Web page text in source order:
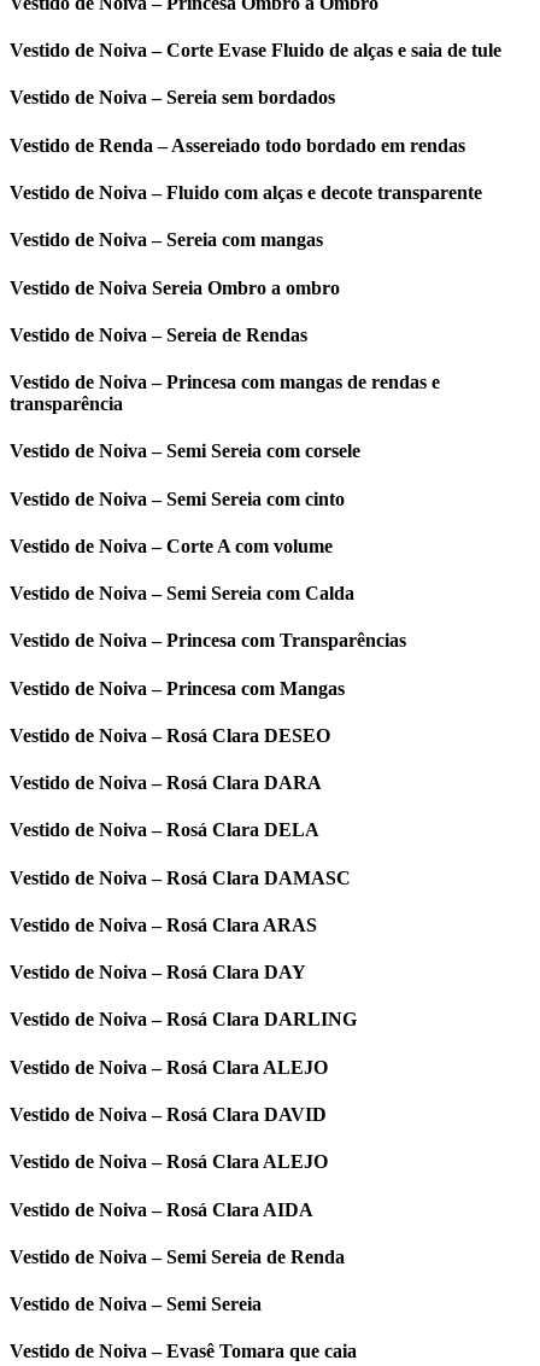
Vestido de Noiva – Corte Evase Fluido de alças e saia de tule
Vestido de Noiva – Sereia sem bordados
Vestido de Renda – Assereiado todo bordado em rendas
Vestido de Noiva – Fluido com alças e decote transparente
Vestido de Noiva – Sereia com mangas
Vestido de Noiva Sereia Ombro a ombro
Vestido de Noiva – Sereia de Rendas
Vestido de Noiva – Princesa com mangas de rendas e
transparência
Vestido de Noiva – Semi Sereia com corsele
Vestido de Noiva – Semi Sereia com cinto
Vestido de Noiva – Corte A com volume
Vestido de Noiva – Semi Sereia com Calda
Vestido de Noiva – Princesa com Transparências
Vestido de Noiva – Princesa com Mangas
Vestido de Noiva – Rosá Clara DESEO
Vestido de Noiva – Rosá Clara DARA
Vestido de Noiva – Rosá Clara DELA
Vestido de Noiva – Rosá Clara DAMASC
Vestido de Noiva – Rosá Clara ARAS
Vestido de Noiva – Rosá Clara DAY
Vestido de Noiva – Rosá Clara DARLING
Vestido de Noiva – Rosá Clara ALEJO
Vestido de Noiva – Rosá Clara DAVID
Vestido de Noiva – Rosá Clara ALEJO
Vestido de Noiva – Rosá Clara AIDA
Vestido de Noiva – Semi Sereia de Renda
Vestido de Noiva – Semi Sereia
Vestido de Noiva – Evasê Tomara que caia